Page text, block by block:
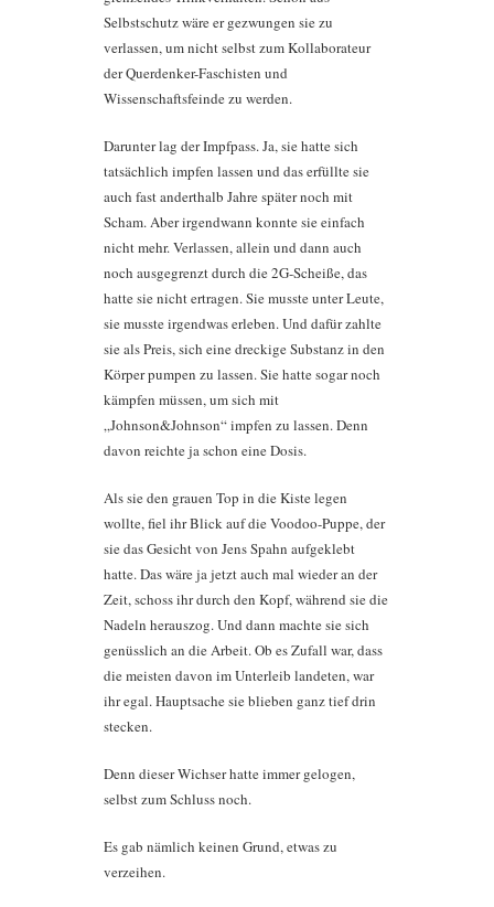
Selbstschutz wäre er gezwungen sie zu
verlassen, um nicht selbst zum Kollaborateur
der Querdenker-Faschisten und
Wissenschaftsfeinde zu werden.
Darunter lag der Impfpass. Ja, sie hatte sich
tatsächlich impfen lassen und das erfüllte sie
auch fast anderthalb Jahre später noch mit
Scham. Aber irgendwann konnte sie einfach
nicht mehr. Verlassen, allein und dann auch
noch ausgegrenzt durch die 2G-Scheiße, das
hatte sie nicht ertragen. Sie musste unter Leute,
sie musste irgendwas erleben. Und dafür zahlte
sie als Preis, sich eine dreckige Substanz in den
Körper pumpen zu lassen. Sie hatte sogar noch
kämpfen müssen, um sich mit
„Johnson&Johnson“ impfen zu lassen. Denn
davon reichte ja schon eine Dosis.
Als sie den grauen Top in die Kiste legen
wollte, fiel ihr Blick auf die Voodoo-Puppe, der
sie das Gesicht von Jens Spahn aufgeklebt
hatte. Das wäre ja jetzt auch mal wieder an der
Zeit, schoss ihr durch den Kopf, während sie die
Nadeln herauszog. Und dann machte sie sich
genüsslich an die Arbeit. Ob es Zufall war, dass
die meisten davon im Unterleib landeten, war
ihr egal. Hauptsache sie blieben ganz tief drin
stecken.
Denn dieser Wichser hatte immer gelogen,
selbst zum Schluss noch.
Es gab nämlich keinen Grund, etwas zu
verzeihen.